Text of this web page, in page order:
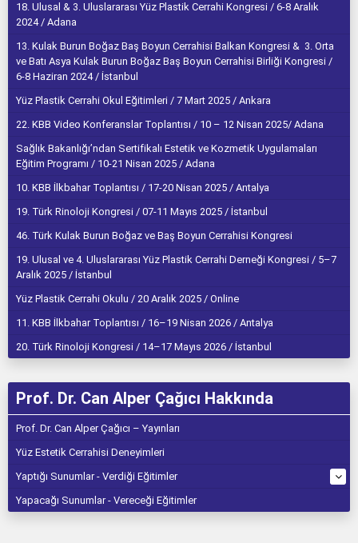
18. Ulusal & 3. Uluslararası Yüz Plastik Cerrahi Kongresi / 6-8 Aralık
2024 / Adana
13. Kulak Burun Boğaz Baş Boyun Cerrahisi Balkan Kongresi & 3. Orta
ve Batı Asya Kulak Burun Boğaz Baş Boyun Cerrahisi Birliği Kongresi /
6-8 Haziran 2024 / İstanbul
Yüz Plastik Cerrahi Okul Eğitimleri / 7 Mart 2025 / Ankara
22. KBB Video Konferanslar Toplantısı / 10 – 12 Nisan 2025/ Adana
Sağlık Bakanlığı’ndan Sertifikalı Estetik ve Kozmetik Uygulamaları
Eğitim Programı / 10-21 Nisan 2025 / Adana
10. KBB İlkbahar Toplantısı / 17-20 Nisan 2025 / Antalya
19. Türk Rinoloji Kongresi / 07-11 Mayıs 2025 / İstanbul
46. Türk Kulak Burun Boğaz ve Baş Boyun Cerrahisi Kongresi
19. Ulusal ve 4. Uluslararası Yüz Plastik Cerrahi Derneği Kongresi / 5–7
Aralık 2025 / İstanbul
Yüz Plastik Cerrahi Okulu / 20 Aralık 2025 / Online
11. KBB İlkbahar Toplantısı / 16–19 Nisan 2026 / Antalya
20. Türk Rinoloji Kongresi / 14–17 Mayıs 2026 / İstanbul
Prof. Dr. Can Alper Çağıcı Hakkında
Prof. Dr. Can Alper Çağıcı – Yayınları
Yüz Estetik Cerrahisi Deneyimleri
Yaptığı Sunumlar - Verdiği Eğitimler
Yapacağı Sunumlar - Vereceği Eğitimler